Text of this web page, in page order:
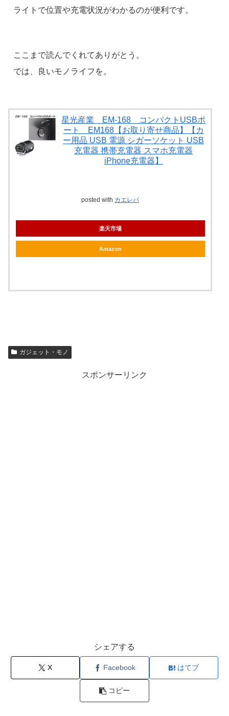
ライトで位置や充電状況がわかるのが便利です。
ここまで読んでくれてありがとう。
では、良いモノライフを。
星光産業 EM-168 コンパクトUSBポ
ート EM168【お取り寄せ商品】【カ
ー用品 USB 電源 シガーソケット USB
充電器 携帯充電器 スマホ充電器
iPhone充電器】
posted with カエレバ
楽天市場
Amazon
ガジェット・モノ
スポンサーリンク
シェアする
X Facebook はてブ
コピー